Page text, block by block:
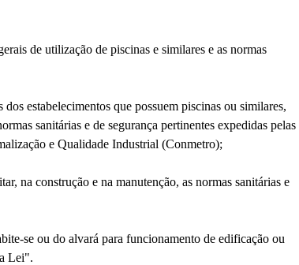
de utilização de piscinas e similares e as normas
estabelecimentos que possuem piscinas ou similares,
sanitárias e de segurança pertinentes expedidas pelas
e Qualidade Industrial (Conmetro);
na construção e na manutenção, as normas sanitárias e
se ou do alvará para funcionamento de edificação ou
Lei".